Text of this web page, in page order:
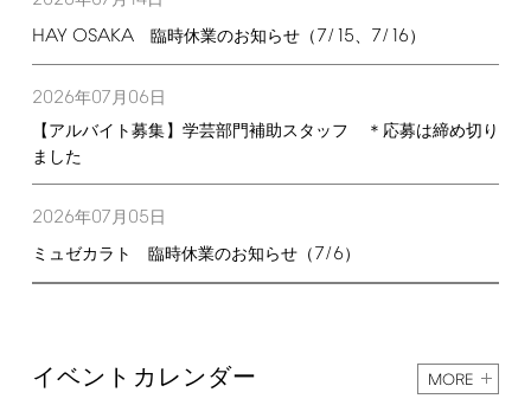
HAY OSAKA臨時休業のお知らせ（7/15、 7/16）
2026年07月 06日
【アルバイト募集】学芸部門補助スタッフ ＊応募は締め切り
ました
2026年07月 05日
ミュゼカラト 臨時休業のお知らせ（7/6）
イベントカレンダー MORE